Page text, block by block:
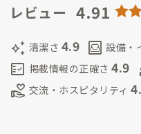
ます。 地元の福井県内は隈
刃物・焼き物の工房、メガ
いる時は近隣のお好きな所へ
レビュー 4.91
auto_awesome 清潔さ 4.9 living 設備・
fact_check 掲載情報の正確さ 4.9
volunteer_activism 交流・ホスピタリティ